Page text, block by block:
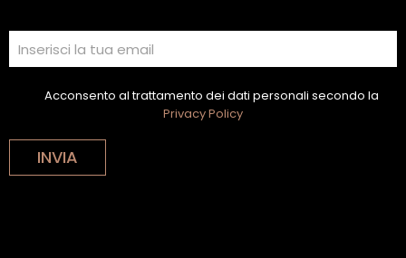
Acconsento al trattamento dei dati personali secondo la
Privacy Policy
INVIA